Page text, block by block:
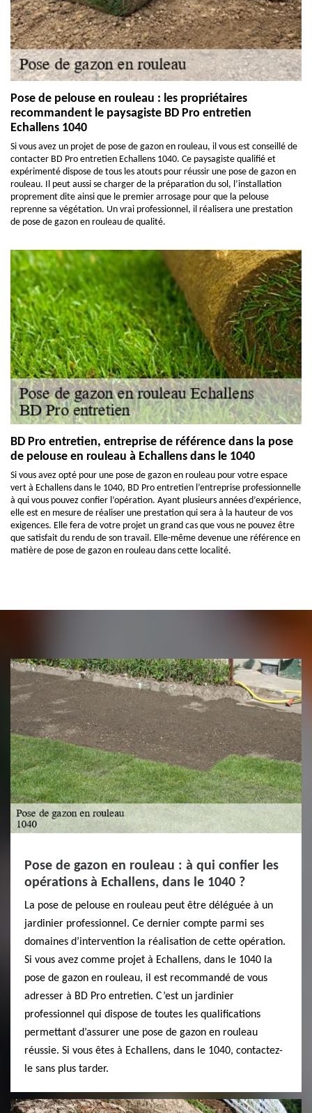
Pose de pelouse en rouleau : les propriétaires
recommandent le paysagiste BD Pro entretien
Echallens 1040
Si vous avez un projet de pose de gazon en rouleau, il vous est conseillé de
contacter BD Pro entretien Echallens 1040. Ce paysagiste qualifié et
expérimenté dispose de tous les atouts pour réussir une pose de gazon en
rouleau. Il peut aussi se charger de la préparation du sol, l’installation
proprement dite ainsi que le premier arrosage pour que la pelouse
reprenne sa végétation. Un vrai professionnel, il réalisera une prestation
de pose de gazon en rouleau de qualité.
BD Pro entretien, entreprise de référence dans la pose
de pelouse en rouleau à Echallens dans le 1040
Si vous avez opté pour une pose de gazon en rouleau pour votre espace
vert à Echallens dans le 1040, BD Pro entretien l’entreprise professionnelle
à qui vous pouvez confier l’opération. Ayant plusieurs années d’expérience,
elle est en mesure de réaliser une prestation qui sera à la hauteur de vos
exigences. Elle fera de votre projet un grand cas que vous ne pouvez être
que satisfait du rendu de son travail. Elle-même devenue une référence en
matière de pose de gazon en rouleau dans cette localité.
Pose de gazon en rouleau : à qui confier les
opérations à Echallens, dans le 1040 ?
La pose de pelouse en rouleau peut être déléguée à un
jardinier professionnel. Ce dernier compte parmi ses
domaines d’intervention la réalisation de cette opération.
Si vous avez comme projet à Echallens, dans le 1040 la
pose de gazon en rouleau, il est recommandé de vous
adresser à BD Pro entretien. C’est un jardinier
professionnel qui dispose de toutes les qualifications
permettant d’assurer une pose de gazon en rouleau
réussie. Si vous êtes à Echallens, dans le 1040, contactez-
le sans plus tarder.